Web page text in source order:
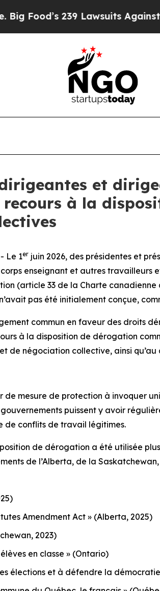
239 Lawsuits Against Life-
et
à la
Le 1er juin 2026, des présidentes et
enseignant et autres travailleurs
(article 33 de la Charte canadienne
pas été initialement conçue,
commun en faveur des droits
à la disposition de dérogation
de négociation collective, ainsi
mesure de protection à invoquer
puissent y avoir
de conflits de travail légitimes.
de dérogation a été utilisée
de l’Alberta, de la
Amendment Act » (Alberta, 2025)
2023)
en classe » (Ontario)
élections et à défendre la